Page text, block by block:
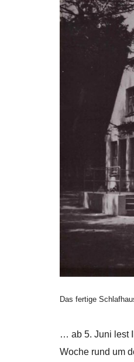
Das fertige
… ab 5. Juni lest
Woche rund um